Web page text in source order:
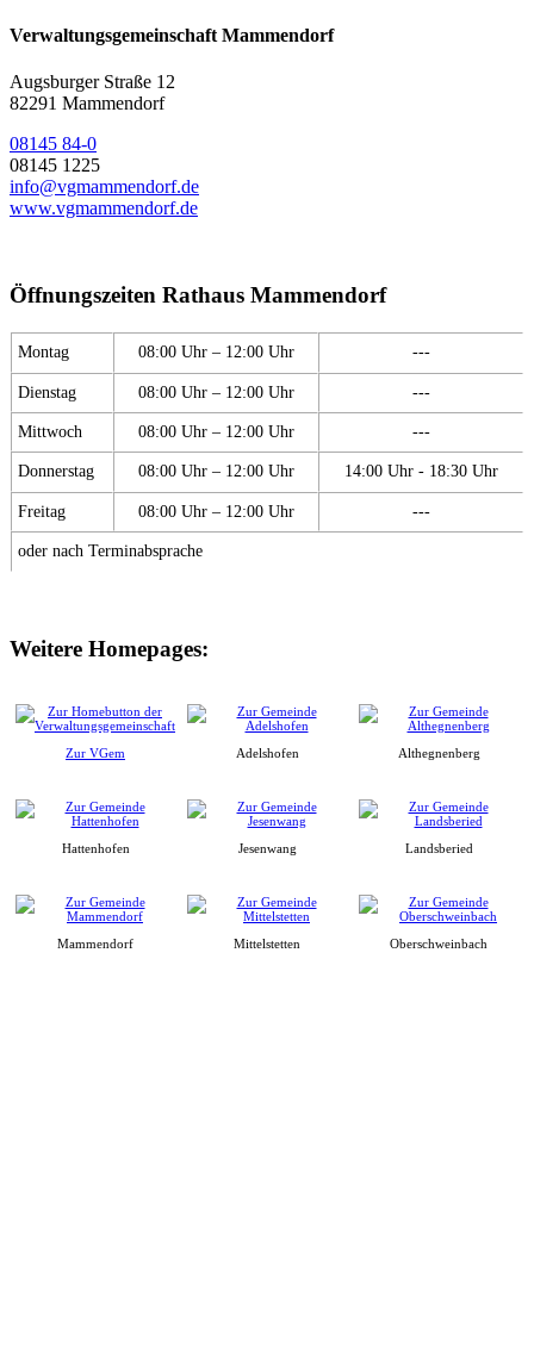
Verwaltungsgemeinschaft Mammendorf
Augsburger Straße 12
82291 Mammendorf
08145 84-0
08145 1225
info@vgmammendorf.de
www.vgmammendorf.de
Öffnungszeiten Rathaus Mammendorf
Montag 08:00 Uhr – 12:00 Uhr ---
Dienstag 08:00 Uhr – 12:00 Uhr ---
Mittwoch 08:00 Uhr – 12:00 Uhr ---
Donnerstag 08:00 Uhr – 12:00 Uhr 14:00 Uhr - 18:30 Uhr
Freitag 08:00 Uhr – 12:00 Uhr ---
oder nach Terminabsprache
Weitere Homepages:
Zur VGem Adelshofen Althegnenberg
Hattenhofen Jesenwang Landsberied
Mammendorf Mittelstetten Oberschweinbach